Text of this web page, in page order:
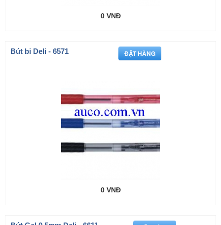
0 VNĐ
Bút bi Deli - 6571
0 VNĐ